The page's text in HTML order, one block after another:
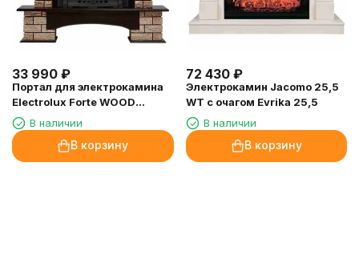
33 990 ₽
Портал для электрокамина
Electrolux Forte WOOD
Classic каменный дуб
коричневый, шпон темный
дуб
В наличии
В корзину
72 430 ₽
Электрокамин Jacomo 25,5
WT с очагом Evrika 25,5
В наличии
В корзину